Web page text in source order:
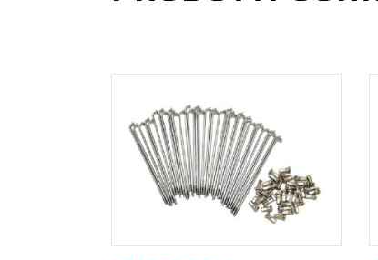
AGGIUNGI AL
CARRELLO